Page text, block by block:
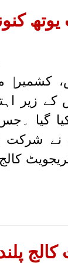
کے زیر
کیا گیا
نے شرکت